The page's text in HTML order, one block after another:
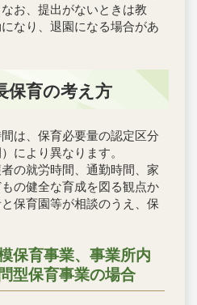
お、提出がないときは教
なり、退園になる場合があ
保育の考え方
は、保育必要量の認定区分
により異なります。
の就労時間、通勤時間、家
の健全な育成を図る観点か
保育園等が相談のうえ、保
保育事業、事業所内
型保育事業の場合